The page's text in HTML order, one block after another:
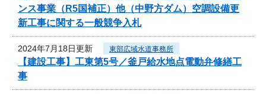
ンス事業（R5国補正）他（中野方ダム）空調設備更
新工事に関する一般競争入札
2024年7月18日更新 東部広域水道事務所
【建設工事】工東第5号／釜戸給水地点電動弁修繕工
事